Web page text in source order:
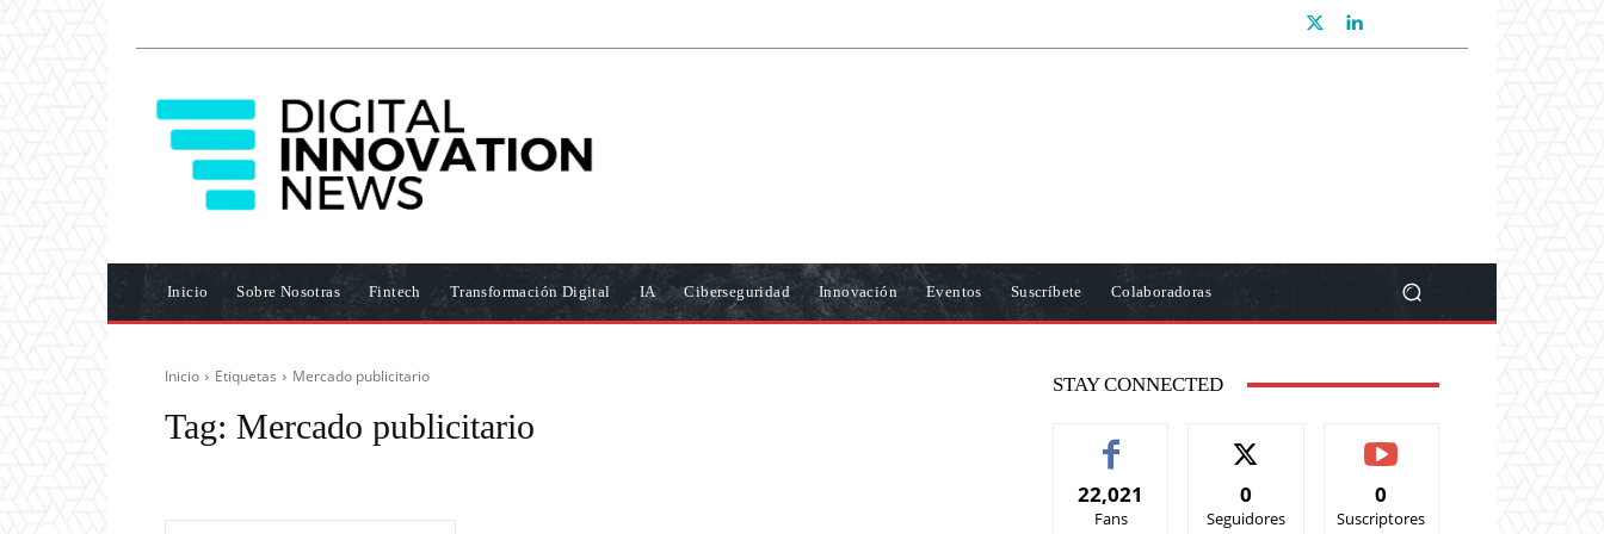
Inicio Sobre Nosotras Fintech Transformación Digital IA Ciberseguridad Innovación Eventos Suscríbete Colaboradoras
Inicio Etiquetas Mercado publicitario
Tag: Mercado publicitario
STAY CONNECTED
22,021
Fans
0
Seguidores
0
Suscriptores